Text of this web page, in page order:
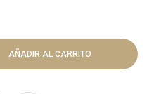
AÑADIR AL CARRITO